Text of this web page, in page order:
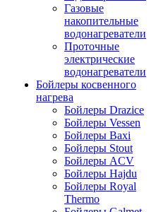
Газовые
накопительные
водонагреватели
Проточные
электрические
водонагреватели
Бойлеры косвенного
нагрева
Бойлеры Drazice
Бойлеры Vessen
Бойлеры Baxi
Бойлеры Stout
Бойлеры ACV
Бойлеры Hajdu
Бойлеры Royal
Thermo